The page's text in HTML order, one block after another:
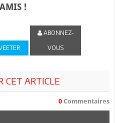
!
ABONNEZ-
VOUS
CET ARTICLE
0 Commentaires